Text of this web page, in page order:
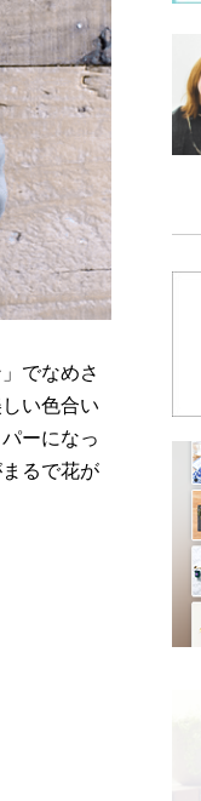
でなめさ
い色合い
ーになっ
るで花が